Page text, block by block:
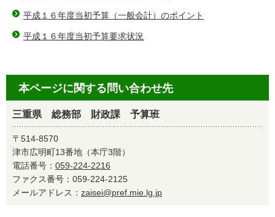
平成１６年度当初予算（一般会計）のポイント
平成１６年度当初予算要求状況
本ページに関する問い合わせ先
三重県 総務部 財政課 予算班
〒514-8570
津市広明町13番地（本庁3階）
電話番号： 059-224-2216
ファクス番号：059-224-2125
メールアドレス： zaisei@pref.mie.lg.jp